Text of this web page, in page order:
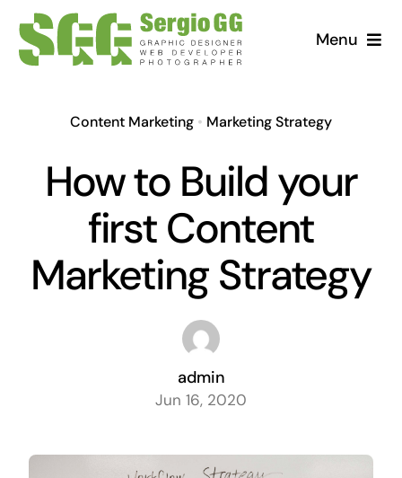
Saltar
contenido
Menu
Content Marketing • Marketing Strategy
How to Build your
first Content
Marketing Strategy
admin
Jun 16, 2020